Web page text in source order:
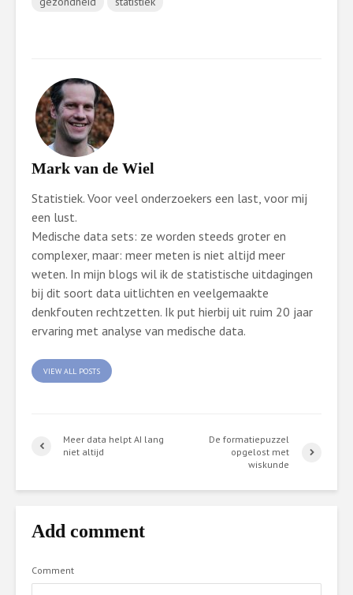
Mark van de Wiel
Statistiek. Voor veel onderzoekers een last, voor mij
een lust.
Medische data sets: ze worden steeds groter en
complexer, maar: meer meten is niet altijd meer
weten. In mijn blogs wil ik de statistische uitdagingen
bij dit soort data uitlichten en veelgemaakte
denkfouten rechtzetten. Ik put hierbij uit ruim 20 jaar
ervaring met analyse van medische data.
VIEW ALL POSTS
Meer data helpt AI lang
niet altijd
De formatiepuzzel
opgelost met
wiskunde
Add comment
Comment